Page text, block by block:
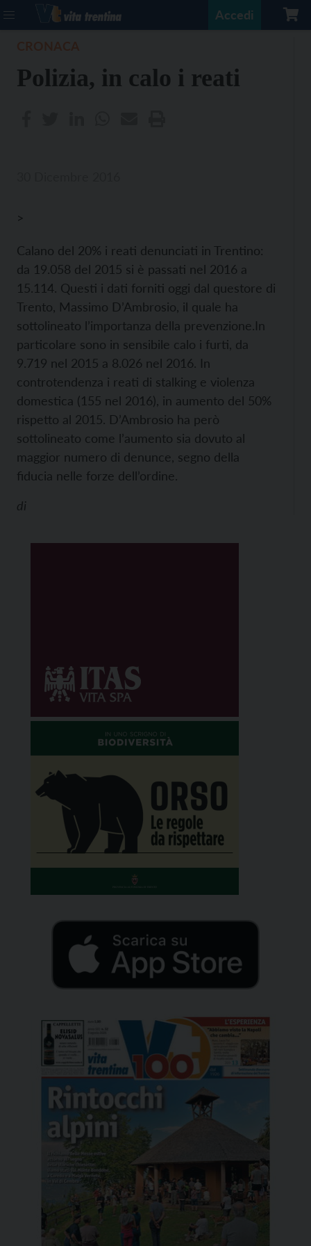
Accedi
Polizia, in calo i reati
>
Calano del 20% i reati denunciati in Trentino:
da 19.058 del 2015 si è passati nel 2016 a
15.114. Questi i dati forniti oggi dal questore di
Trento, Massimo D’Ambrosio, il quale ha
sottolineato l’importanza della prevenzione.In
particolare sono in sensibile calo i furti, da
9.719 nel 2015 a 8.026 nel 2016. In
controtendenza i reati di stalking e violenza
domestica (155 nel 2016), in aumento del 50%
rispetto al 2015. D’Ambrosio ha però
sottolineato come l’aumento sia dovuto al
maggior numero di denunce, segno della
fiducia nelle forze dell’ordine.
di